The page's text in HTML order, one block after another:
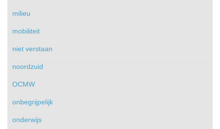
milieu
mobiliteit
niet verstaan
noordzuid
OCMW
onbegrijpelijk
onderwijs